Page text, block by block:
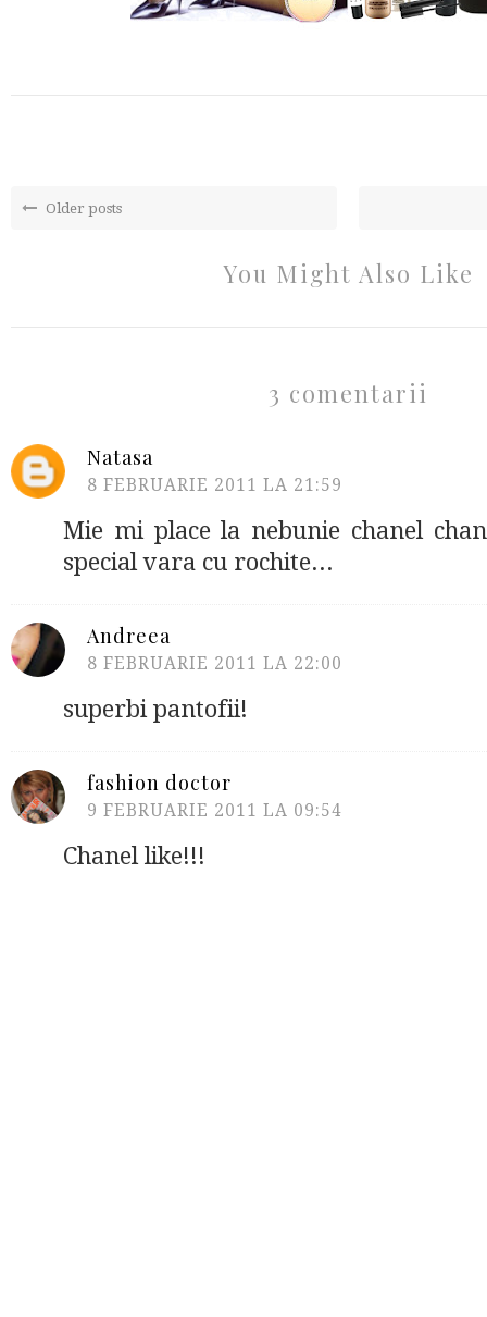
Older posts
You Might Also Like
3 comentarii
Natasa
8 FEBRUARIE 2011 LA 21:59
Mie mi place la nebunie chanel
special vara cu rochite...
Andreea
8 FEBRUARIE 2011 LA 22:00
superbi pantofii!
fashion doctor
9 FEBRUARIE 2011 LA 09:54
Chanel like!!!